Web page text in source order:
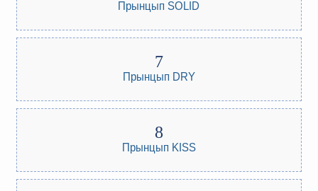
Прынцып SOLID
Прынцып DRY
Прынцып KISS